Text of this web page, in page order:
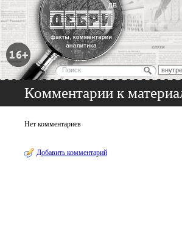
Комментарии к
Нет комментариев
Добавить комментарий